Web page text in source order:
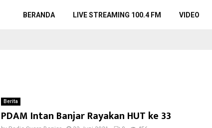
BERANDA LIVE STREAMING 100.4 FM VIDEO
Berita
PDAM Intan Banjar Rayakan HUT ke 33